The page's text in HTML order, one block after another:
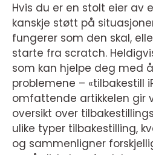
Hvis du er en stolt eier av
kanskje støtt på
fungerer som den skal,
starte fra scratch.
som kan hjelpe deg med
problemene – «tilbakestill
omfattende artikkelen gir
oversikt over
ulike typer tilbakestilling,
og sammenligner